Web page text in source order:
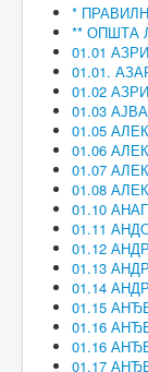
*
** ОПШТА
01.01
01.01.
01.02
01.03
01.05
01.06
01.07
01.08
01.10
01.11
01.12
01.13
01.14
01.15
01.16
01.16
01.17